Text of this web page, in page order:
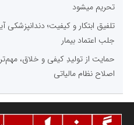
تحریم میشود
تلفیق ابتکار و کیفیت؛ دندانپزشکی
جلب اعتماد بیمار
حمایت از تولیدِ کیفی و خلاق،
اصلاح نظام مالیاتی